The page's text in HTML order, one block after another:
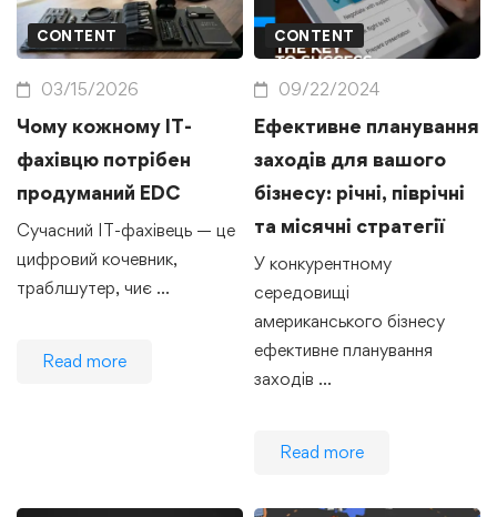
CONTENT
03/15/2026
Чому кожному IT-
фахівцю потрібен
продуманий EDC
Сучасний IT-фахівець — це
цифровий кочевник,
траблшутер, чиє …
Read more
CONTENT
09/22/2024
Ефективне планування
заходів для вашого
бізнесу: річні, піврічні
та місячні стратегії
У конкурентному
середовищі
американського бізнесу
ефективне планування
заходів …
Read more